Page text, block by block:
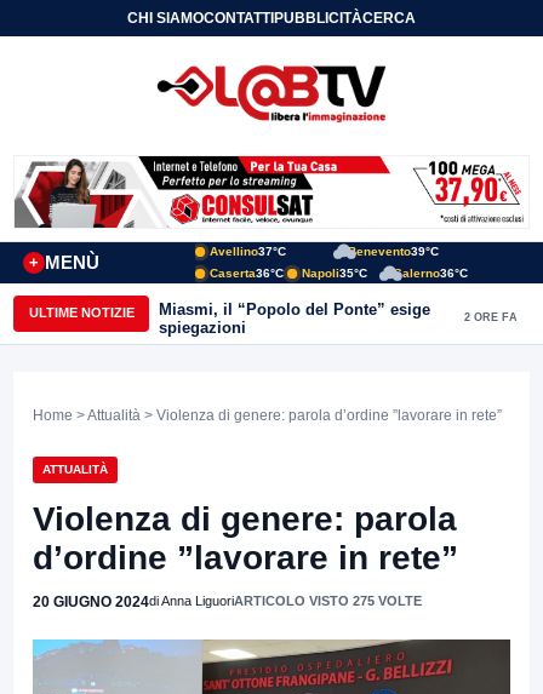
CHI SIAMOCONTATTIPUBBLICITÀCERCA
MENÙ
+
Avellino37°C Benevento39°C
Caserta36°C Napoli35°C Salerno36°C
ULTIME NOTIZIE
Miasmi, il “Popolo del Ponte” esige
spiegazioni
2 ORE FA
Home >Attualità > Violenza di genere: parola d’ordine ”lavorare in rete”
ATTUALITÀ
Violenza di genere: parola
d’ordine ”lavorare in rete”
20 GIUGNO 2024di Anna LiguoriARTICOLO VISTO 275 VOLTE